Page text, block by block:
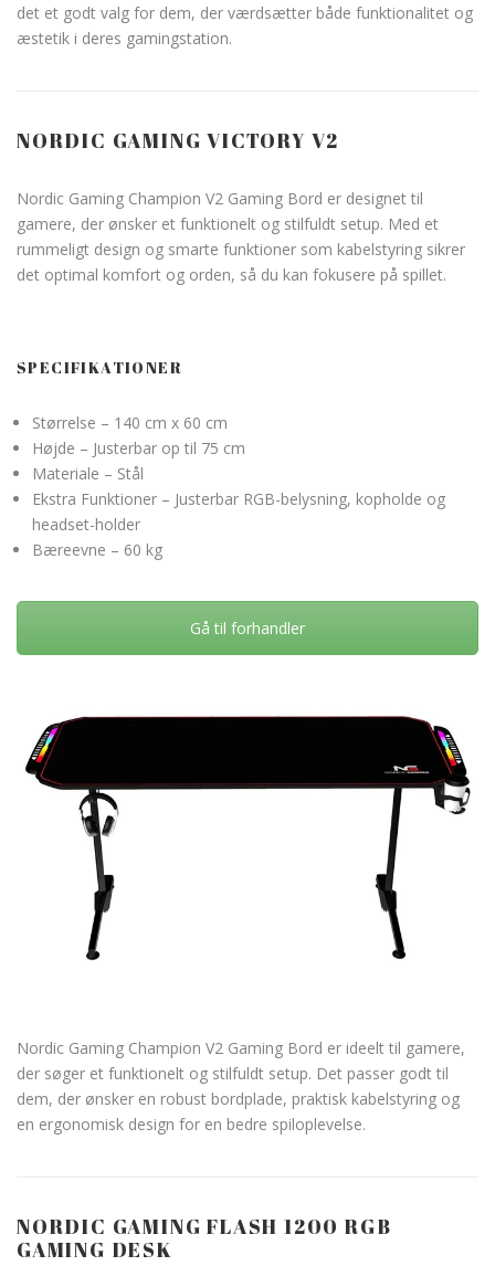
det et godt valg for dem, der værdsætter både funktionalitet og
æstetik i deres gamingstation.
NORDIC GAMING VICTORY V2
Nordic Gaming Champion V2 Gaming Bord er designet til
gamere, der ønsker et funktionelt og stilfuldt setup. Med et
rummeligt design og smarte funktioner som kabelstyring sikrer
det optimal komfort og orden, så du kan fokusere på spillet.
SPECIFIKATIONER
Størrelse – 140 cm x 60 cm
Højde – Justerbar op til 75 cm
Materiale – Stål
Ekstra Funktioner – Justerbar RGB-belysning, kopholde og
headset-holder
Bæreevne – 60 kg
Gå til forhandler
Nordic Gaming Champion V2 Gaming Bord er ideelt til gamere,
der søger et funktionelt og stilfuldt setup. Det passer godt til
dem, der ønsker en robust bordplade, praktisk kabelstyring og
en ergonomisk design for en bedre spiloplevelse.
NORDIC GAMING FLASH 1200 RGB
GAMING DESK